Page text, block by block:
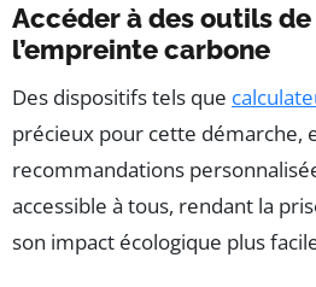
Accéder à des outils
l’empreinte carbone
Des dispositifs tels que
précieux pour cette démarche,
recommandations
accessible à tous, rendant la
son impact écologique plus